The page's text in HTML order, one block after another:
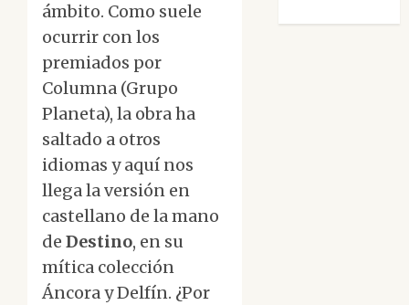
ámbito. Como suele
ocurrir con los
premiados por
Columna (Grupo
Planeta), la obra ha
saltado a otros
idiomas y aquí nos
llega la versión en
castellano de la mano
de Destino, en su
mítica colección
Áncora y Delfín. ¿Por